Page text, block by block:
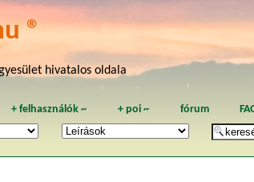
®
hivatalos oldala
+felhasználók ~ + poi~ fórum